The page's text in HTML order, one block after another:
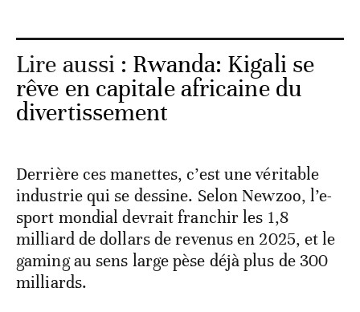
Lire aussi : Rwanda: Kigali se
rêve en capitale africaine du
divertissement
Derrière ces manettes, c’est une véritable
industrie qui se dessine. Selon Newzoo, l’e-
sport mondial devrait franchir les 1,8
milliard de dollars de revenus en 2025, et le
gaming au sens large pèse déjà plus de 300
milliards.